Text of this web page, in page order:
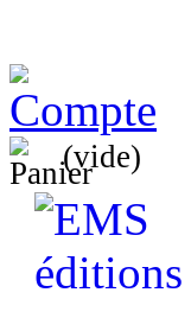
(vide)